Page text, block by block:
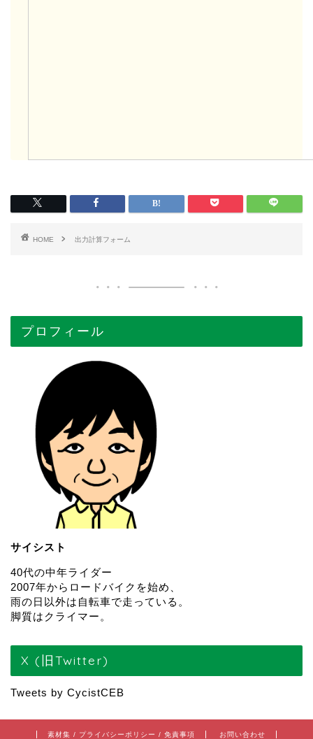
HOME 出力計算フォーム
プロフィール
サイシスト
40代の中年ライダー
2007年からロードバイクを始め、
雨の日以外は自転車で走っている。
脚質はクライマー。
X (旧Twitter)
Tweets by CycistCEB
素材集 / プライバシーポリシー / 免責事項 お問い合わせ